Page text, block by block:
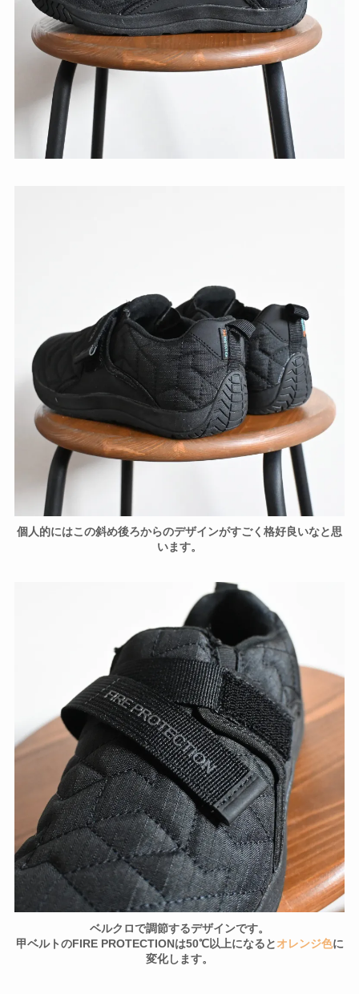
個人的にはこの斜め後ろからのデザインがすごく格好良いなと思
います。
ベルクロで調節するデザインです。
甲ベルトのFIRE PROTECTIONは50℃以上になると オレンジ色に
変化します。